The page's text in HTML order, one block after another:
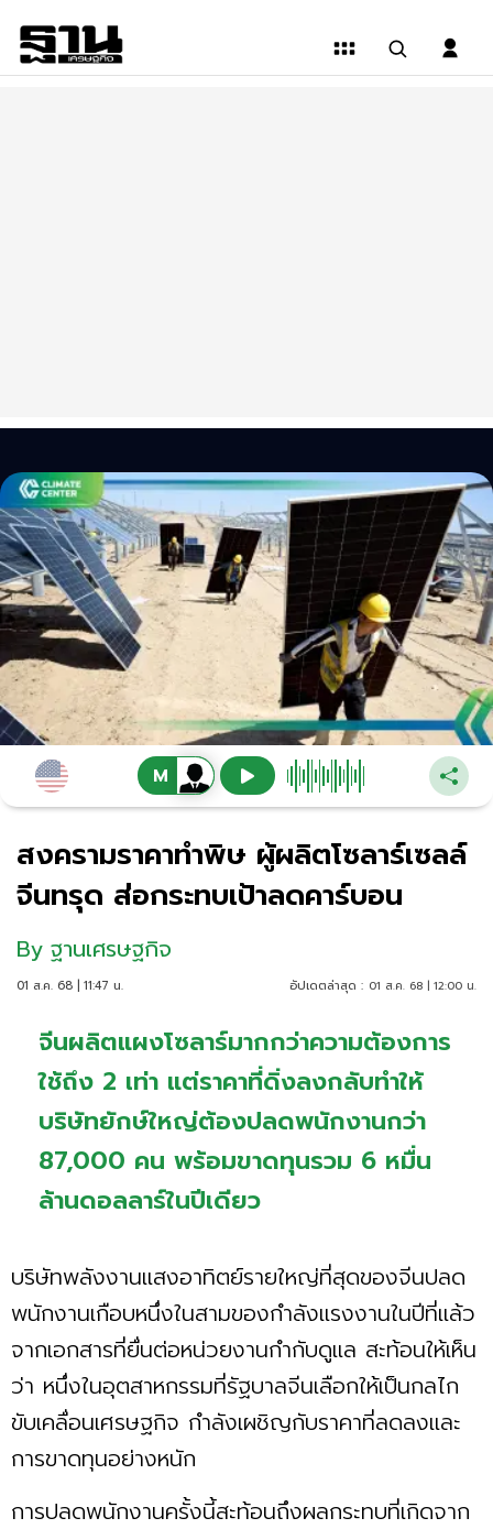
สงครามราคาทำพิษ ผู้ผลิตโซลาร์เซลล์
จีนทรุด ส่อกระทบเป้าลดคาร์บอน
By ฐานเศรษฐกิจ
01 ส.ค. 68 | 11:47 น. อัปเดตล่าสุด : 01 ส.ค. 68 | 12:00 น.
จีนผลิตแผงโซลาร์มากกว่าความต้องการ
ใช้ถึง 2 เท่า แต่ราคาที่ดิ่งลงกลับทำให้
บริษัทยักษ์ใหญ่ต้องปลดพนักงานกว่า
87,000 คน พร้อมขาดทุนรวม 6 หมื่น
ล้านดอลลาร์ในปีเดียว
บริษัทพลังงานแสงอาทิตย์รายใหญ่ที่สุดของจีนปลด
พนักงานเกือบหนึ่งในสามของกำลังแรงงานในปีที่แล้ว
จากเอกสารที่ยื่นต่อหน่วยงานกำกับดูแล สะท้อนให้เห็น
ว่า หนึ่งในอุตสาหกรรมที่รัฐบาลจีนเลือกให้เป็นกลไก
ขับเคลื่อนเศรษฐกิจ กำลังเผชิญกับราคาที่ลดลงและ
การขาดทุนอย่างหนัก
การปลดพนักงานครั้งนี้สะท้อนถึงผลกระทบที่เกิดจาก